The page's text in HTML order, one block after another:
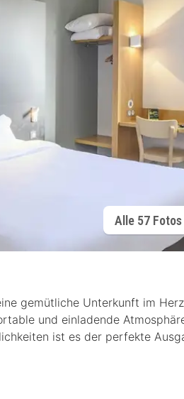
Alle 57
gemütliche Unterkunft im
und einladende
ist es der perfekte